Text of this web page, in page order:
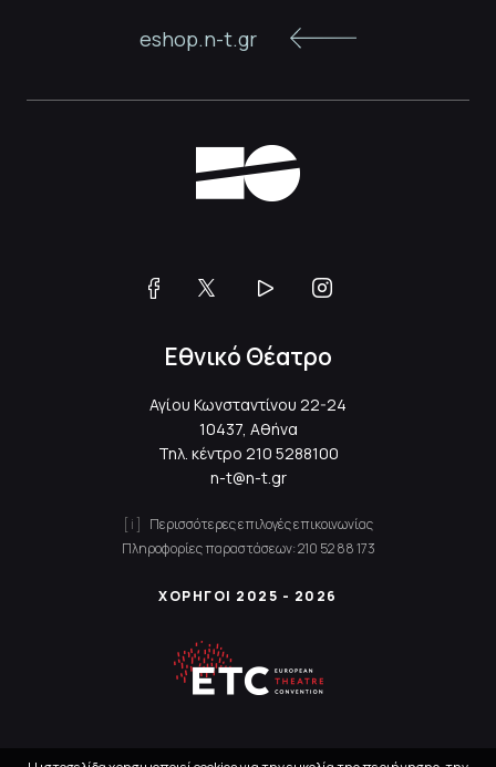
eshop.n-t.gr
Εθνικό Θέατρο
Αγίου Κωνσταντίνου 22-24
10437, Αθήνα
Τηλ. κέντρο 210 5288100
n-t@n-t.gr
Περισσότερες επιλογές επικοινωνίας
Πληροφορίες παραστάσεων:210 52 88 173
ΧΟΡΗΓΟΙ 2025 - 2026